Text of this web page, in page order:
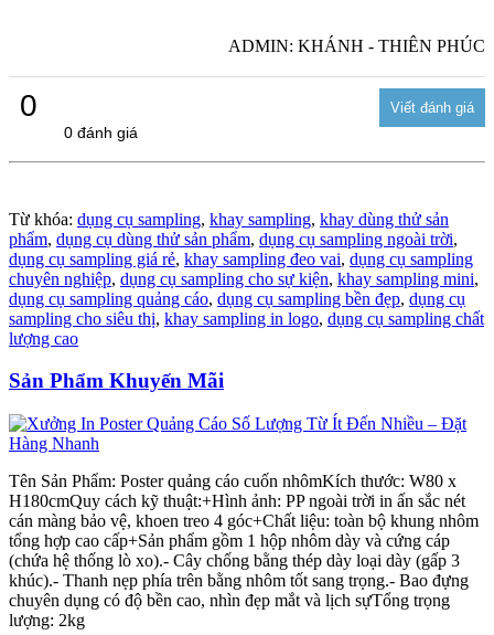
ADMIN: KHÁNH - THIÊN PHÚC
0
0 đánh giá
Từ khóa: dụng cụ sampling, khay sampling, khay dùng thử sản
phẩm, dụng cụ dùng thử sản phẩm, dụng cụ sampling ngoài trời,
dụng cụ sampling giá rẻ, khay sampling đeo vai, dụng cụ sampling
chuyên nghiệp, dụng cụ sampling cho sự kiện, khay sampling mini,
dụng cụ sampling quảng cáo, dụng cụ sampling bền đẹp, dụng cụ
sampling cho siêu thị, khay sampling in logo, dụng cụ sampling chất
lượng cao
Sản Phẩm Khuyến Mãi
Tên Sản Phẩm: Poster quảng cáo cuốn nhômKích thước: W80 x
H180cmQuy cách kỹ thuật:+Hình ảnh: PP ngoài trời in ấn sắc nét
cán màng bảo vệ, khoen treo 4 góc+Chất liệu: toàn bộ khung nhôm
tổng hợp cao cấp+Sản phẩm gồm 1 hộp nhôm dày và cứng cáp
(chứa hệ thống lò xo).- Cây chống bằng thép dày loại dày (gấp 3
khúc).- Thanh nẹp phía trên bằng nhôm tốt sang trọng.- Bao đựng
chuyên dụng có độ bền cao, nhìn đẹp mắt và lịch sựTổng trọng
lượng: 2kg